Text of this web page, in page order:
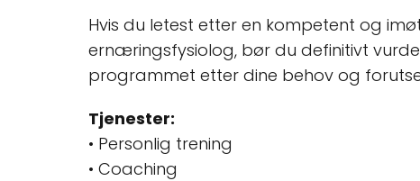
Hvis du letest etter en kompetent og
ernæringsfysiolog, bør du definitivt
programmet etter dine behov og
Tjenester:
• Personlig trening
• Coaching